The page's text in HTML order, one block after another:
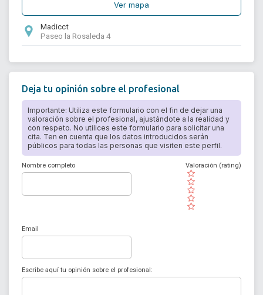
Ver mapa
Madicct
Paseo la Rosaleda 4
Deja tu opinión sobre el profesional
Importante: Utiliza este formulario con el fin de dejar una
valoración sobre el profesional, ajustándote a la realidad y
con respeto. No utilices este formulario para solicitar una
cita. Ten en cuenta que los datos introducidos serán
públicos para todas las personas que visiten este perfil.
Nombre completo
( )
( )
( )
( )
( )
Valoración (rating)
Email
Escribe aquí tu opinión sobre el profesional: